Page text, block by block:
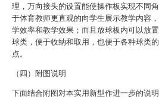
理，万向接头的设置能使操作板实现不同
于体育教师更直观的向学生展示教学内容
学效率和教学效果；而且放球板内可以放
球类，便于收纳和取用，也便于各种球类
点。
（四）附图说明
下面结合附图对本实用新型作进一步的说明